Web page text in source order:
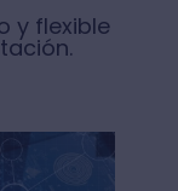
y flexible